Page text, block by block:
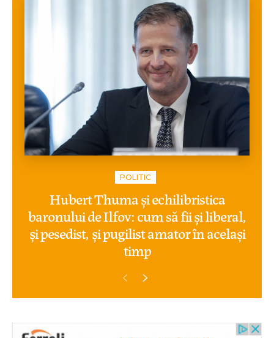
POLITIC
Hubert Thuma și echilibristica
baronului de Ilfov: cum să fii și liberal,
și pesedist, și pugilist amator în același
timp